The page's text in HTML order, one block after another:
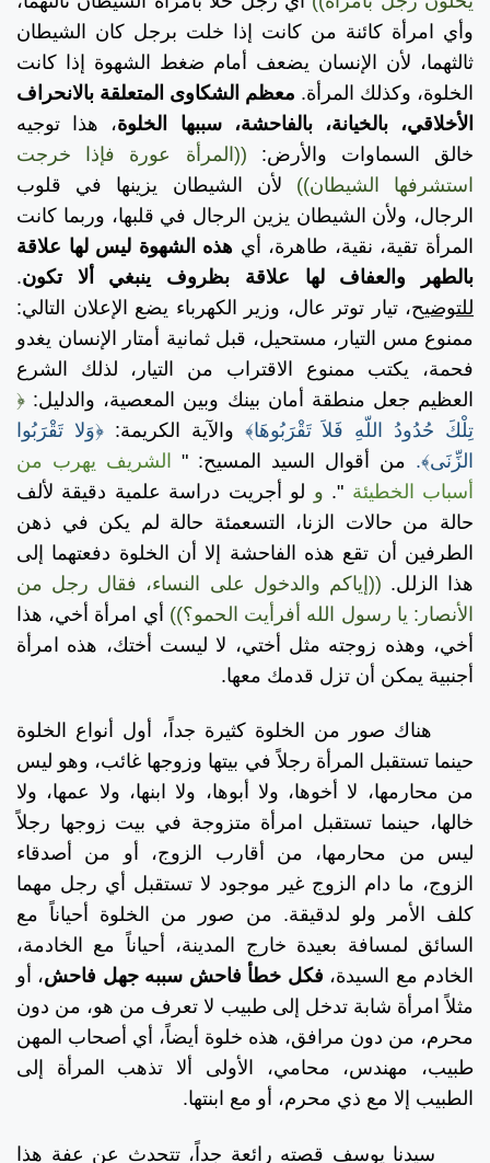
وأي امرأة كائنة من كانت إذا خلت برجل كان الشيطان
ثالثهما، لأن الإنسان يضعف أمام ضغط الشهوة إذا كانت
الخلوة، وكذلك المرأة. معظم الشكاوى المتعلقة بالانحراف
الأخلاقي، بالخيانة، بالفاحشة، سببها الخلوة، هذا توجيه
خالق السماوات والأرض: ((المرأة عورة فإذا خرجت
استشرفها الشيطان))
لأن الشيطان يزينها في قلوب
الرجال، ولأن الشيطان يزين الرجال في قلبها، وربما كانت
المرأة تقية، نقية، طاهرة، أي هذه الشهوة ليس لها علاقة
بالطهر والعفاف لها علاقة بظروف ينبغي ألا تكون.
للتوضيح، تيار توتر عال، وزير الكهرباء يضع الإعلان التالي:
ممنوع مس التيار، مستحيل، قبل ثمانية أمتار الإنسان يغدو
فحمة، يكتب ممنوع الاقتراب من التيار، لذلك الشرع
العظيم جعل منطقة أمان بينك وبين المعصية، والدليل: ﴿
تِلْكَ حُدُودُ اللّهِ فَلاَ تَقْرَبُوهَا﴾ والآية الكريمة:﴿وَلا تَقْرَبُوا
الزِّنَى﴾. من أقوال السيد المسيح: "
الشريف يهرب من
أسباب الخطيئة ". و لو أجريت دراسة علمية دقيقة لألف
حالة من حالات الزنا، التسعمئة حالة لم يكن في ذهن
الطرفين أن تقع هذه الفاحشة إلا أن الخلوة دفعتهما إلى
هذا الزلل. ((إياكم والدخول على النساء، فقال رجل من
الأنصار: يا رسول الله أفرأيت الحمو؟)) أي امرأة أخي، هذا
أخي، وهذه زوجته مثل أختي، لا ليست أختك، هذه امرأة
أجنبية يمكن أن تزل قدمك معها.
هناك صور من الخلوة كثيرة جداً، أول أنواع الخلوة
حينما تستقبل المرأة رجلاً في بيتها وزوجها غائب، وهو ليس
من محارمها، لا أخوها، ولا أبوها، ولا ابنها، ولا عمها، ولا
خالها، حينما تستقبل امرأة متزوجة في بيت زوجها رجلاً
ليس من محارمها، من أقارب الزوج، أو من أصدقاء
الزوج، ما دام الزوج غير موجود لا تستقبل أي رجل مهما
كلف الأمر ولو لدقيقة. من صور من الخلوة أحياناً مع
السائق لمسافة بعيدة خارج المدينة، أحياناً مع الخادمة،
الخادم مع السيدة، فكل خطأ فاحش سببه جهل فاحش، أو
مثلاً امرأة شابة تدخل إلى طبيب لا تعرف من هو، من دون
محرم، من دون مرافق، هذه خلوة أيضاً، أي أصحاب المهن
طبيب، مهندس، محامي، الأولى ألا تذهب المرأة إلى
الطبيب إلا مع ذي محرم، أو مع ابنتها.
سيدنا يوسف قصته رائعة جداً، تتحدث عن عفة هذا